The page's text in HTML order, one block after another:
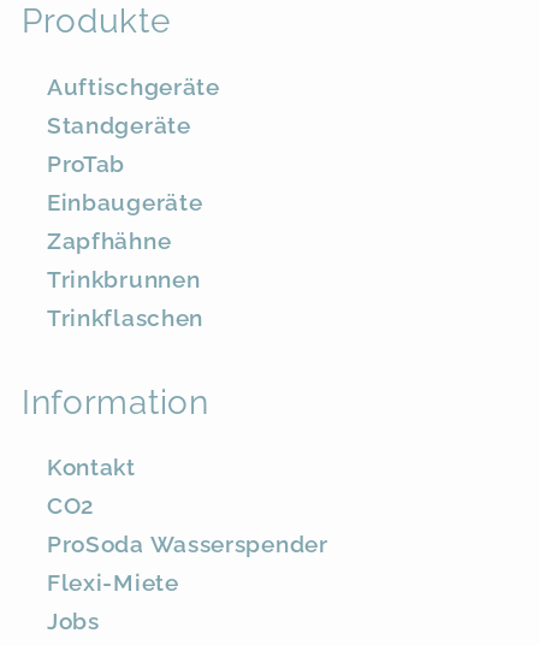
Produkte
Auftischgeräte
Standgeräte
ProTab
Einbaugeräte
Zapfhähne
Trinkbrunnen
Trinkflaschen
Information
Kontakt
CO2
ProSoda Wasserspender
Flexi-Miete
Jobs